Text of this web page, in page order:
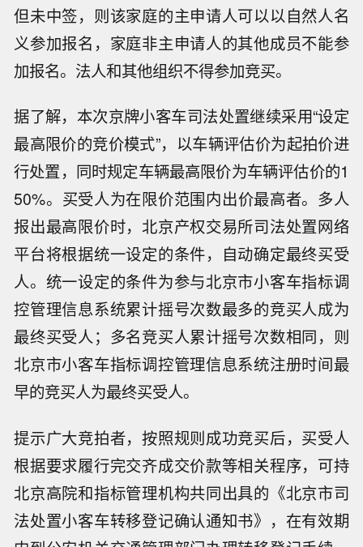
但未中签，则该家庭的主申请人可以以自然人名
义参加报名，家庭非主申请人的其他成员不能参
加报名。法人和其他组织不得参加竞买。
据了解，本次京牌小客车司法处置继续采用“设定
最高限价的竞价模式”，以车辆评估价为起拍价进
行处置，同时规定车辆最高限价为车辆评估价的1
50%。买受人为在限价范围内出价最高者。多人
报出最高限价时，北京产权交易所司法处置网络
平台将根据统一设定的条件，自动确定最终买受
人。统一设定的条件为参与北京市小客车指标调
控管理信息系统累计摇号次数最多的竞买人成为
最终买受人；多名竞买人累计摇号次数相同，则
北京市小客车指标调控管理信息系统注册时间最
早的竞买人为最终买受人。
提示广大竞拍者，按照规则成功竞买后，买受人
根据要求履行完交齐成交价款等相关程序，可持
北京高院和指标管理机构共同出具的《北京市司
法处置小客车转移登记确认通知书》，在有效期